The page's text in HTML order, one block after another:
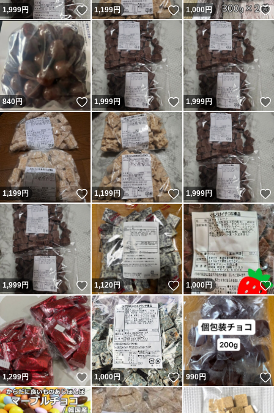
1,999円 いいね！
1,199円 いいね！
1,000円
840円 いいね！
1,999円 いいね！
1,999円
1,199円 いいね！
1,199円 いいね！
1,999円
1,999円 いいね！
1,120円 いいね！
1,000円
1,299円 いいね！
1,000円 いいね！
990円